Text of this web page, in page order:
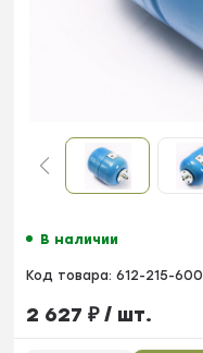
В наличии
Код товара: 612-215-600
2 627 ₽/ шт.